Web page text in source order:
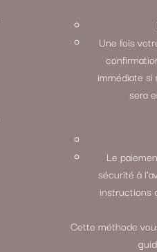
Une fois
immédiate
sera
Le
sécurité à
instructions
Cette méthode